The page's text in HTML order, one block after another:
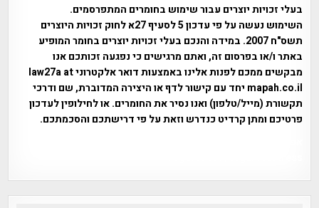
בעלי זכויות יוצרים עבור שימוש בחומרים המתפרסמים.
השימוש נעשה על פי עדכון 5 לסעיף 27א לחוק זכויות היוצרים
תשס"ח 2007. במידה והנכם בעלי זכויות יוצרים בחומר המופיע
באתר ו/או בפרסום זה, ואתם מרגישים כי נפגעה זכותכם אנו
מבקשים ממכם לפנות אלינו באמצעות דואר אלקטרוני law27a at
mapah.co.il יחד עם קישור לדף או היצירה המדוברת, שם ודרכי
תקשורת (מייל/טלפון) ואנו נסיר את החומרים. או לחילופין לעדכון
פרטיכם ומתן קרדיט כנדרש וזאת על פי דרישתכם והסכמתכם.